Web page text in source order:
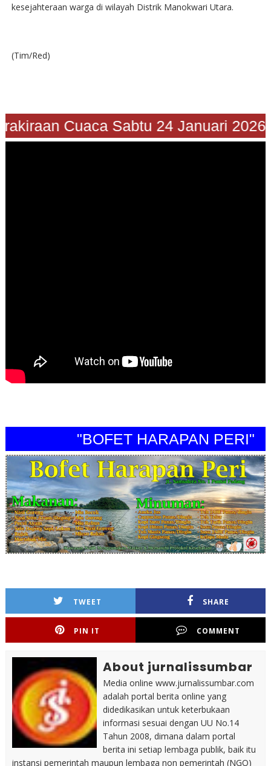
kesejahteraan warga di wilayah Distrik Manokwari Utara.
(Tim/Red)
Cuaca Sabtu 24 Januari
"BOFET HARAPAN PERI"
TWEET SHARE
PIN IT COMMENT
About jurnalissumbar
Media online www.jurnalissumbar.com
adalah portal berita online yang
didedikasikan untuk keterbukaan
informasi sesuai dengan UU No.14
Tahun 2008, dimana dalam portal
berita ini setiap lembaga publik, baik itu
instansi pemerintah maupun lembaga non pemerintah (NGO)